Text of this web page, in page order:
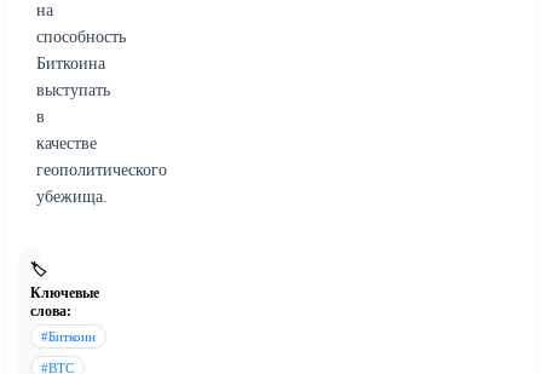
на
способность
Биткоина
выступать
в
качестве
геополитического
убежища.
🏷️
Ключевые
слова:
#Биткоин
#BTC